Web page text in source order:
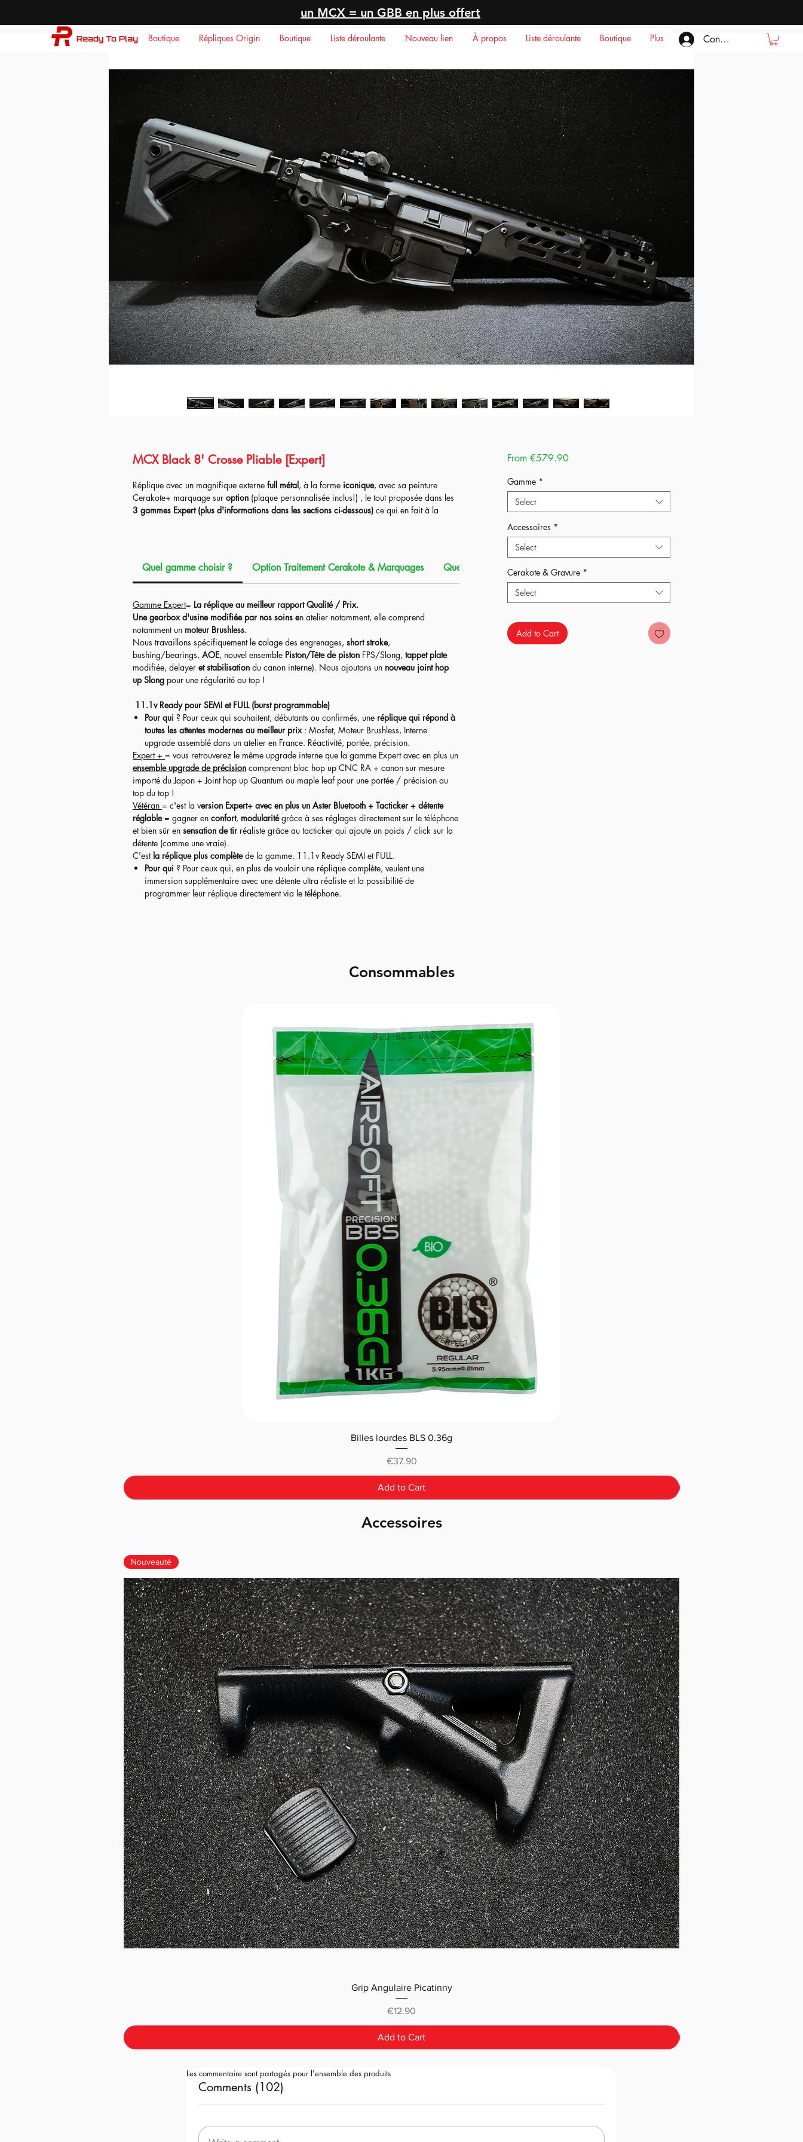
un MCX = un GBB en plus offert
Boutique Répliques Origin Boutique Liste déroulante Nouveau lien À propos Liste déroulante Boutique Plus Connexion
MCX Black 8' Crosse Pliable [Expert]
Réplique avec un magnifique externe full métal, à la forme iconique, avec sa peinture
Cerakote+ marquage sur option (plaque personnalisée inclus!) , le tout proposée dans les
3 gammes Expert (plus d'informations dans les sections ci-dessous) ce qui en fait à la
Réplique Précision de 8-9' ,taille parfaite pour alterner entre le CQB ou la
La réplique est fournie avec différents ressorts pour vous adapter à la puissance de votre
Les accessoires (Red Dot avec sa monture et la mallette) sont en option.
Quel gamme choisir ? Option Traitement Cerakote & Marquages Que contient ce produit ?
Gamme Expert= La réplique au meilleur rapport Qualité / Prix.
Une gearbox d'usine modifiée par nos soins en atelier notamment, elle comprend
notamment un moteur Brushless.
Nous travaillons spécifiquement le calage des engrenages, short stroke,
bushing/bearings, AOE, nouvel ensemble Piston/Tête de piston FPS/Slong, tappet plate
modifiée, delayer et stabilisation du canon interne). Nous ajoutons un nouveau joint hop
up Slong pour une régularité au top !
11.1v Ready pour SEMI et FULL (burst programmable)
Pour qui ? Pour ceux qui souhaitent, débutants ou confirmés, une réplique qui répond à
toutes les attentes modernes au meilleur prix: Mosfet, Moteur Brushless, Interne
upgrade assemblé dans un atelier en France. Réactivité, portée, précision.​
Expert + = vous retrouverez le même upgrade interne que la gamme Expert avec en plus un
ensemble upgrade de précision comprenant bloc hop up CNC RA + canon sur mesure
importé du Japon + Joint hop up Quantum ou maple leaf pour une portée / précision au
top du top !
Vétéran = c'est la version Expert+ avec en plus un Aster Bluetooth + Tacticker + détente
réglable= gagner en confort, modularitégrâce à ses réglages directement sur le téléphone
et bien sûr en sensation de tir réaliste grâce au tacticker qui ajoute un poids / click sur la
détente (comme une vraie).
C'est la réplique plus complètede la gamme. 11.1v Ready SEMI et FULL.
Pour qui ? Pour ceux qui, en plus de vouloir une réplique complète, veulent une
immersion supplémentaire avec une détente ultra réaliste et la possibilité de
programmer leur réplique directement via le téléphone.​
From €579.90Sale
Gamme *
Select
Accessoires *
Select
Cerakote & Gravure *
Select
Add to Cart
Consommables
Billes lourdes BLS 0.36g
Price
€37.90
Add to Cart
Accessoires
Nouveauté
Grip Angulaire Picatinny
Price
€12.90
Add to Cart
Comments (102)
Les commentaire sont partagés pour l'ensemble des produits